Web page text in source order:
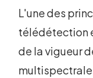
L'une des
télédétection
de la vigueur